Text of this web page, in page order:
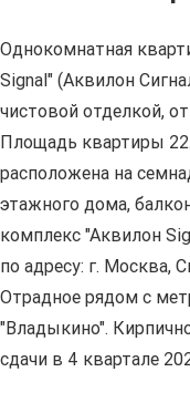
Однокомнатная
Signal" (Аквилон
чистовой отделкой,
Площадь квартиры
расположена на
этажного дома,
комплекс "Аквилон
по адресу: г. Москва,
Отрадное рядом с
"Владыкино".
сдачи в 4 квартале